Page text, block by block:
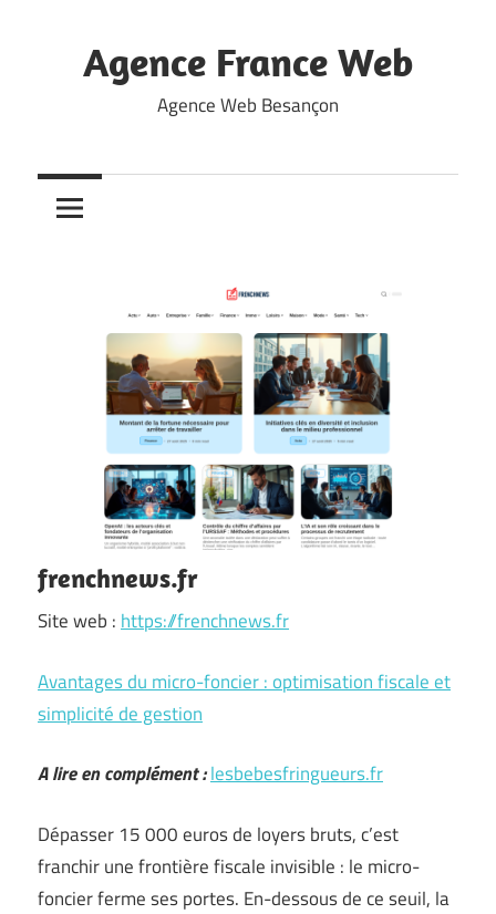
contentAgence France Web
Agence Web Besançon
frenchnews.fr
Site web : https://frenchnews.fr
Avantages du micro-foncier : optimisation fiscale et
simplicité de gestion
A lire en complément :lesbebesfringueurs.fr
Dépasser 15 000 euros de loyers bruts, c’est
franchir une frontière fiscale invisible : le micro-
foncier ferme ses portes. En-dessous de ce seuil, la